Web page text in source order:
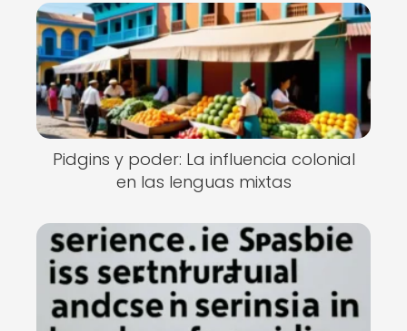
Pidgins y poder: La influencia colonial
en las lenguas mixtas